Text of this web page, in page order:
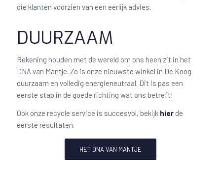
die klanten voorzien van een eerlijk advies.
DUURZAAM
Rekening houden met de wereld om ons heen zit in het
DNA van Mantje. Zo is onze nieuwste winkel in De Koog
duurzaam en volledig energieneutraal. Dit is pas een
eerste stap in de goede richting wat ons betreft!
Ook onze recycle service is succesvol, bekijk hier de
eerste resultaten.
HET DNA VAN MANTJE